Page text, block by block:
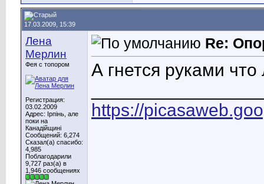
17.03.2009, 15:39
Лена
Мерлин
Фея с топором
Регистрация:
03.02.2009
Адрес: Ірпінь, але
поки на
Канадійщині
Сообщений: 6,274
Сказал(а) спасибо:
4,985
Поблагодарили
9,727 раз(а) в
1,946 сообщениях
Re:
А гнется руками
https://